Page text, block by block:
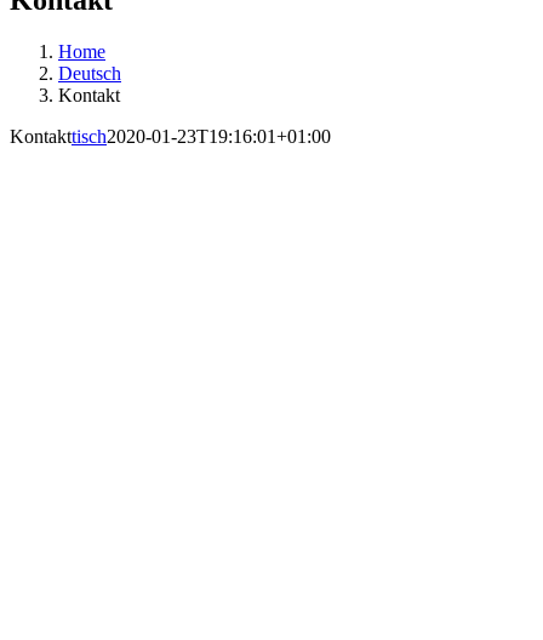
Home
Deutsch
Kontakt
Kontakttisch2020-01-23T19:16:01+01:00